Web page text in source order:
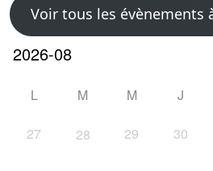
Voir tous les évènements
L M M J
27 28 29 30